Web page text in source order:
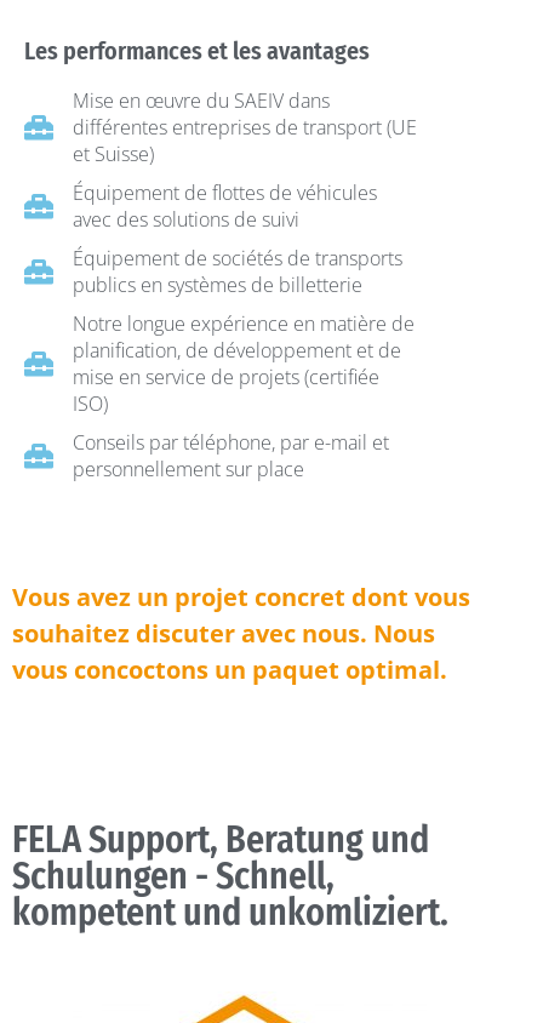
Les performances et les avantages
Mise en œuvre du SAEIV dans
différentes entreprises de transport (UE
et Suisse)
Équipement de flottes de véhicules
avec des solutions de suivi
Équipement de sociétés de transports
publics en systèmes de billetterie
Notre longue expérience en matière de
planification, de développement et de
mise en service de projets (certifiée
ISO)
Conseils par téléphone, par e-mail et
personnellement sur place
Vous avez un projet concret dont vous
souhaitez discuter avec nous. Nous
vous concoctons un paquet optimal.
FELA Support, Beratung und
Schulungen - Schnell,
kompetent und unkomliziert.